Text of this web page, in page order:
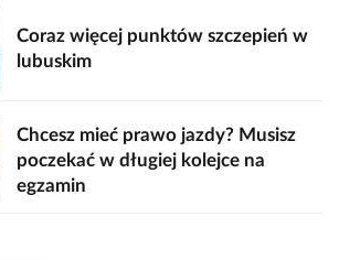
Coraz więcej punktów szczepień w
lubuskim
Chcesz mieć prawo jazdy? Musisz
poczekać w długiej kolejce na
egzamin